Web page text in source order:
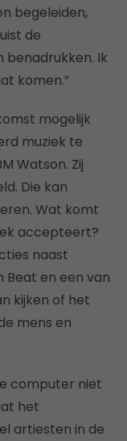
begeleiden,
de
benadrukken. Ik
komen.”
mogelijk
muziek te
Watson. Zij
Die kan
Wat komt
accepteert?
naast
Beat en een van
kijken of het
mens en
computer niet
het
artiesten in de